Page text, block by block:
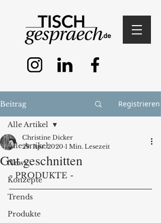
Beitrag Registrieren
Alle Artikel
News
Konzepte
Trends
Produkte
Alle Artikel
Gut geschnitten
Christine Dicker
29. Apr. 2020 1 Min. Lesezeit
- PRODUKTE -